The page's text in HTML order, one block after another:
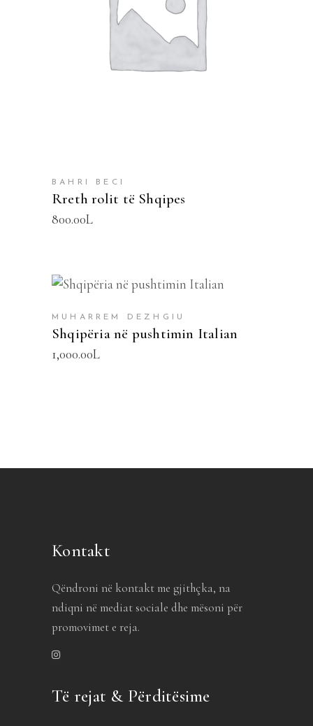
SHTOJE NË SHPORTË
BAHRI BECI
Rreth rolit të Shqipes
800.00L
SHTOJE NË SHPORTË
MUHARREM DEZHGIU
Shqipëria në pushtimin Italian
1,000.00L
Kontakt
Qëndroni në kontakt me gjithçka, na
ndiqni në mediat sociale dhe mësoni për
promovimet e reja.
Të rejat & Përditësime